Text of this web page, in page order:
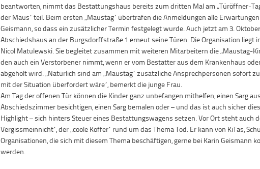
beantworten, nimmt das Bestattungshaus bereits zum dritten Mal am „Türöffner-
der Maus“ teil. Beim ersten „Maustag“ übertrafen die Anmeldungen alle
Geismann, so dass ein zusätzlicher Termin festgelegt wurde. Auch jetzt am 3.
Abschiedshaus an der Burgsdorffstraße 1 erneut seine Türen. Die Organisation liegt
Nicol Matulewski. Sie begleitet zusammen mit weiteren Mitarbeitern die „Maustag-
den auch ein Verstorbener nimmt, wenn er vom Bestatter aus dem Krankenhaus
abgeholt wird. „Natürlich sind am „Maustag“ zusätzliche Ansprechpersonen sofort
mit der Situation überfordert wäre“, bemerkt die junge Frau.
Am Tag der offenen Tür können die Kinder ganz unbefangen mithelfen, einen Sarg
Abschiedszimmer besichtigen, einen Sarg bemalen oder – und das ist auch sicher
Highlight – sich hinters Steuer eines Bestattungswagens setzen. Vor Ort steht auch
Vergissmeinnicht“, der „coole Koffer“ rund um das Thema Tod. Er kann von KiTas,
Organisationen, die sich mit diesem Thema beschäftigen, gerne bei Karin Geismann
werden.